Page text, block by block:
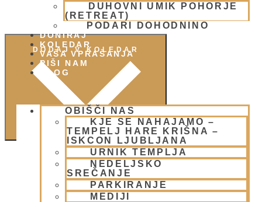
DUHOVNI UMIK POHORJE
(RETREAT)
PODARI DOHODNINO
DONIRAJ
KOLEDAR
VAŠA VPRAŠANJA
PIŠI NAM
BLOG
OBIŠČI NAS
KJE SE NAHAJAMO –
TEMPELJ HARE KRIŠNA –
ISKCON LJUBLJANA
URNIK TEMPLJA
NEDELJSKO
SREČANJE
PARKIRANJE
MEDIJI